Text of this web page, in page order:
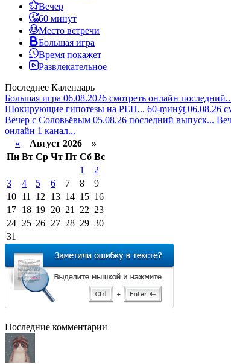
Вечер
60 минут
Место встречи
Большая игра
Время покажет
Развлекательное
Последнее Календарь
Большая игра 06.08.2026 смотреть онлайн
Шокирующие гипотезы на РЕН... 60-ṃинẏƫ 06.08.26
Вечер с Соловьёвым 05.08.26 последний выпуск...
онлайн 1 канал...
« Август 2026 »
Пн Вт Ср Чт Пт Сб Вс
1
2
3
4 5 6 7 8
9
10 11 12 13 14 15 16
17 18 19 20 21 22 23
24 25 26 27 28 29 30
31
Последние комментарии